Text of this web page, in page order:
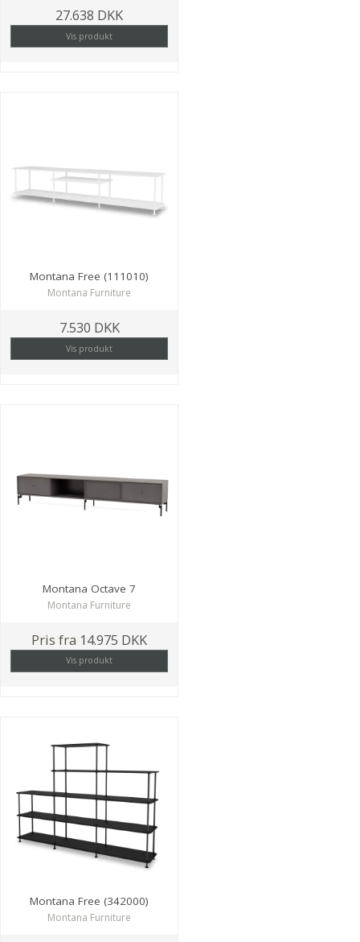
27.638 DKK
Vis produkt
Montana Free (111010)
Montana Furniture
7.530 DKK
Vis produkt
Montana Octave 7
Montana Furniture
Pris fra 14.975 DKK
Vis produkt
Montana Free (342000)
Montana Furniture